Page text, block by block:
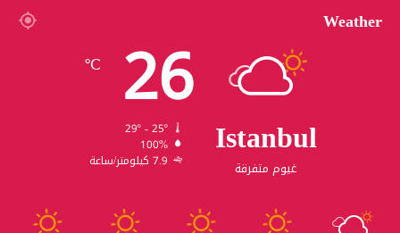
Weather
Istanbul
غيوم متفرقة
26
℃
29º - 25º
100%
7.9 كيلومتر/ساعة